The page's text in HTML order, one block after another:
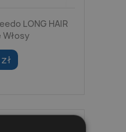
LONG HAIR
Włosy